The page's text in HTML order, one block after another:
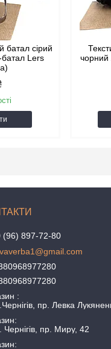
батал сірий
Lers
чорний
(96) 897-72-80
пр. Левка
Чернігів, пр. Миру, 42